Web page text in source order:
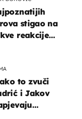
stigao na
reakcije
to zvuči
i Jakov